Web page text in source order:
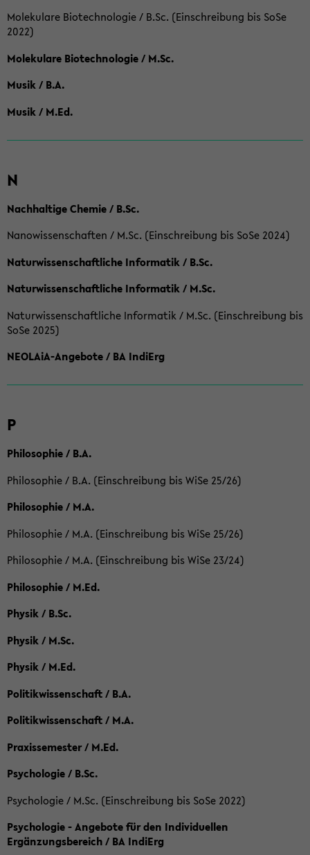
Molekulare Biotechnologie / B.Sc. (Einschreibung bis SoSe
2022)
Molekulare Biotechnologie / M.Sc.
Musik / B.A.
Musik / M.Ed.
N
Nachhaltige Chemie / B.Sc.
Nanowissenschaften / M.Sc. (Einschreibung bis SoSe 2024)
Naturwissenschaftliche Informatik / B.Sc.
Naturwissenschaftliche Informatik / M.Sc.
Naturwissenschaftliche Informatik / M.Sc. (Einschreibung bis
SoSe 2025)
NEOLAiA-Angebote / BA IndiErg
P
Philosophie / B.A.
Philosophie / B.A. (Einschreibung bis WiSe 25/26)
Philosophie / M.A.
Philosophie / M.A. (Einschreibung bis WiSe 25/26)
Philosophie / M.A. (Einschreibung bis WiSe 23/24)
Philosophie / M.Ed.
Physik / B.Sc.
Physik / M.Sc.
Physik / M.Ed.
Politikwissenschaft / B.A.
Politikwissenschaft / M.A.
Praxissemester / M.Ed.
Psychologie / B.Sc.
Psychologie / M.Sc. (Einschreibung bis SoSe 2022)
Psychologie - Angebote für den Individuellen
Ergänzungsbereich / BA IndiErg